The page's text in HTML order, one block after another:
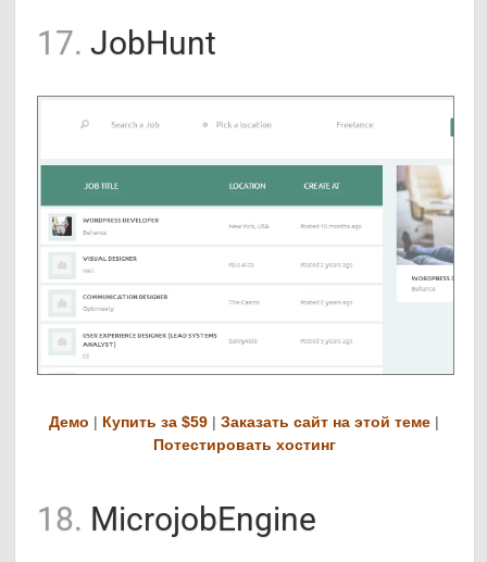
17. JobHunt
Демо | Купить за $59 |Заказать сайт на этой теме |
Потестировать хостинг
18. MicrojobEngine